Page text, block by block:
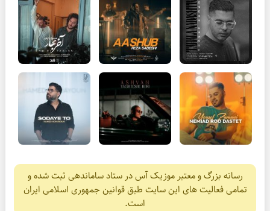
رسانه بزرگ و معتبر موزیک آس در ستاد ساماندهی ثبت شده و
تمامی فعالیت های این سایت طبق قوانین جمهوری اسلامی ایران
است.